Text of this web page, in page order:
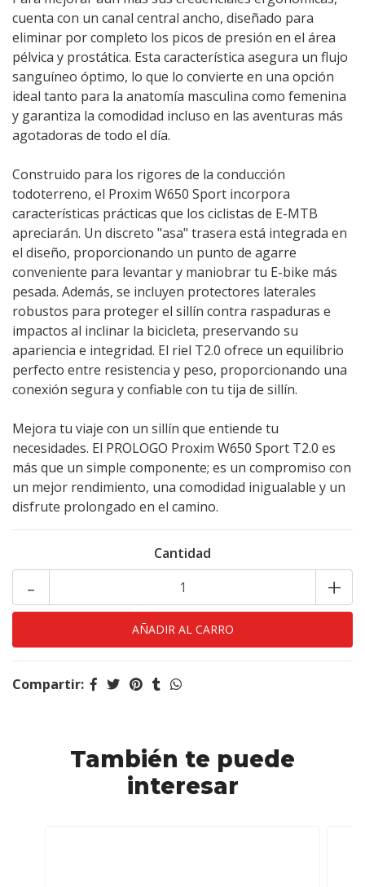
cuenta con un canal central ancho, diseñado para
eliminar por completo los picos de presión en el área
pélvica y prostática. Esta característica asegura un flujo
sanguíneo óptimo, lo que lo convierte en una opción
ideal tanto para la anatomía masculina como femenina
y garantiza la comodidad incluso en las aventuras más
agotadoras de todo el día.
Construido para los rigores de la conducción
todoterreno, el Proxim W650 Sport incorpora
características prácticas que los ciclistas de E-MTB
apreciarán. Un discreto "asa" trasera está integrada en
el diseño, proporcionando un punto de agarre
conveniente para levantar y maniobrar tu E-bike más
pesada. Además, se incluyen protectores laterales
robustos para proteger el sillín contra raspaduras e
impactos al inclinar la bicicleta, preservando su
apariencia e integridad. El riel T2.0 ofrece un equilibrio
perfecto entre resistencia y peso, proporcionando una
conexión segura y confiable con tu tija de sillín.
Mejora tu viaje con un sillín que entiende tu
necesidades. El PROLOGO Proxim W650 Sport T2.0 es
más que un simple componente; es un compromiso con
un mejor rendimiento, una comodidad inigualable y un
disfrute prolongado en el camino.
Cantidad
+
-
Compartir:
También te puede
interesar